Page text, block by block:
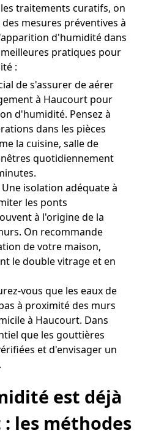
traitements curatifs, on
mesures préventives à
d'humidité dans
pratiques pour
:
de s'assurer de aérer
à Haucourt pour
d'humidité. Pensez à
dans les pièces
la cuisine, salle de
quotidiennement
Une isolation adéquate à
les ponts
à l'origine de la
On recommande
de votre maison,
le double vitrage et en
vous que les eaux de
à proximité des murs
à Haucourt. Dans
que les gouttières
et d'envisager un
est déjà
les méthodes